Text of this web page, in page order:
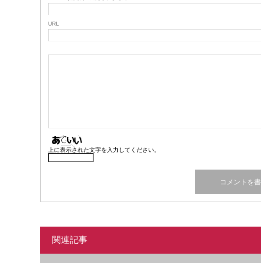
URL
上に表示された文字を入力してください。
関連記事